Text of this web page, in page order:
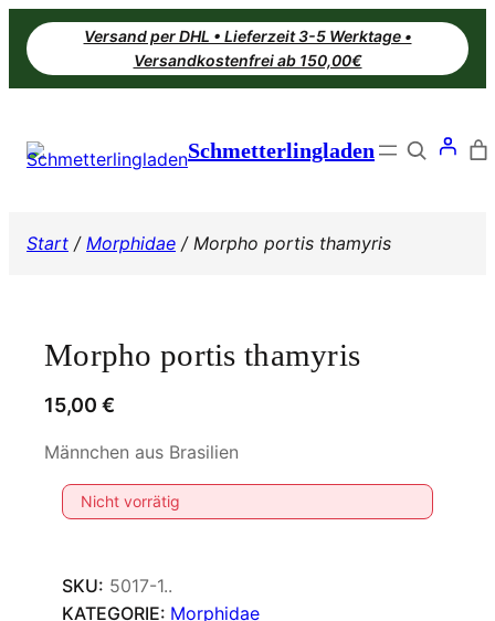
Zum
Inhalt
springen
Versand per DHL • Lieferzeit 3-5 Werktage •
Versandkostenfrei ab 150,00€
Schmetterlingladen Search
Start / Morphidae / Morpho portis thamyris
Morpho portis thamyris
15,00 €
Männchen aus Brasilien
Nicht vorrätig
SKU: 5017-1..
KATEGORIE: Morphidae